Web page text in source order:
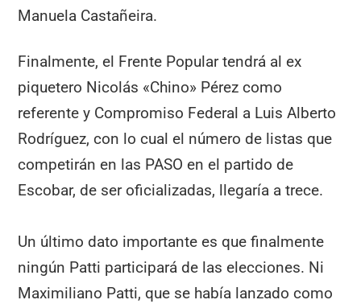
Manuela Castañeira.
Finalmente, el Frente Popular tendrá al ex
piquetero Nicolás «Chino» Pérez como
referente y Compromiso Federal a Luis Alberto
Rodríguez, con lo cual el número de listas que
competirán en las PASO en el partido de
Escobar, de ser oficializadas, llegaría a trece.
Un último dato importante es que finalmente
ningún Patti participará de las elecciones. Ni
Maximiliano Patti, que se había lanzado como